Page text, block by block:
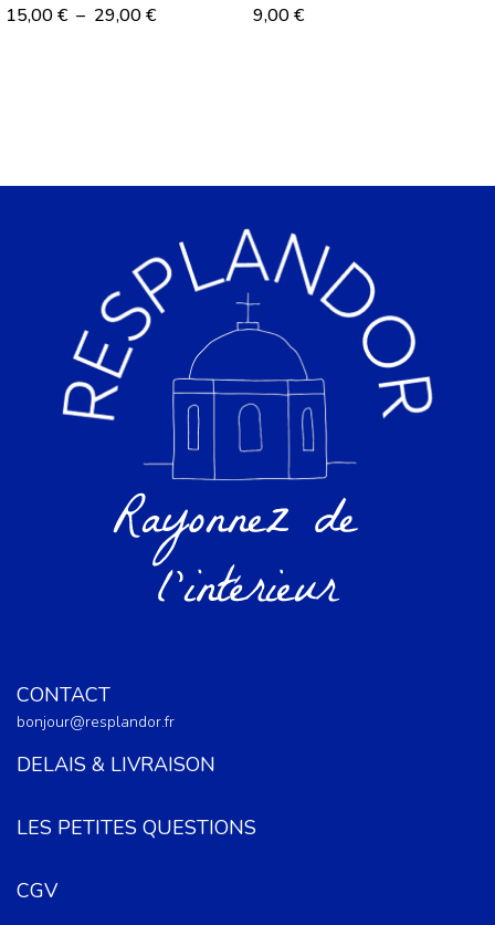
15,00€ – 29,00€
9,00€
CONTACT
bonjour@resplandor.fr
DELAIS & LIVRAISON
LES PETITES QUESTIONS
CGV